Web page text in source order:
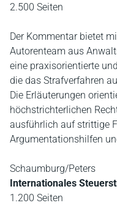
2.500 Seiten
Der Kommentar bietet
Autorenteam aus
eine praxisorientierte
die das Strafverfahren
Die Erläuterungen
höchstrichterlichen
ausführlich auf strittige
Argumentationshilfen
Schaumburg/Peters
Internationales
1.200 Seiten